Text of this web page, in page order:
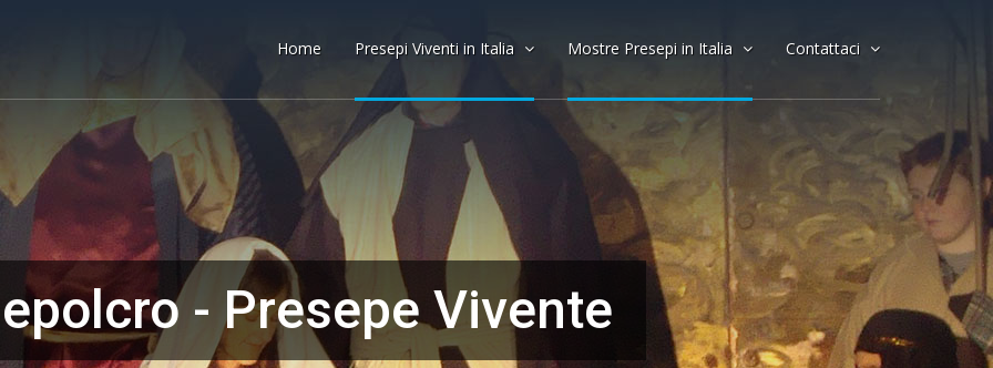
Home Presepi Viventi in Italia Mostre Presepi in Italia Contattaci
- Presepe Vivente